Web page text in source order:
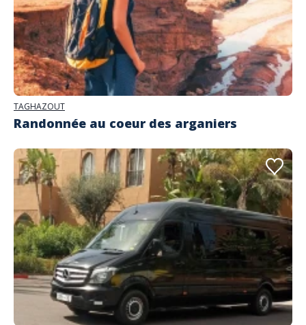
TAGHAZOUT
Randonnée au coeur des arganiers